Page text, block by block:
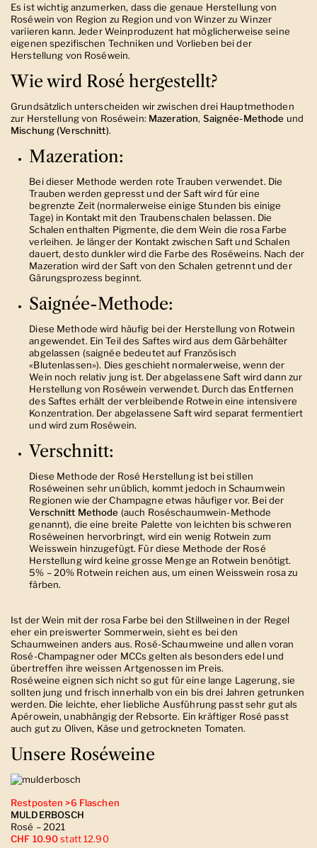
Es ist wichtig anzumerken, dass die genaue Herstellung von
Roséwein von Region zu Region und von Winzer zu Winzer
variieren kann. Jeder Weinproduzent hat möglicherweise seine
eigenen spezifischen Techniken und Vorlieben bei der
Herstellung von Roséwein.
Wie wird Rosé hergestellt?
Grundsätzlich unterscheiden wir zwischen drei Hauptmethoden
zur Herstellung von Roséwein: Mazeration, Saignée-Methode und
Mischung (Verschnitt).
Mazeration:
Bei dieser Methode werden rote Trauben verwendet. Die
Trauben werden gepresst und der Saft wird für eine
begrenzte Zeit (normalerweise einige Stunden bis einige
Tage) in Kontakt mit den Traubenschalen belassen. Die
Schalen enthalten Pigmente, die dem Wein die rosa Farbe
verleihen. Je länger der Kontakt zwischen Saft und Schalen
dauert, desto dunkler wird die Farbe des Roséweins. Nach der
Mazeration wird der Saft von den Schalen getrennt und der
Gärungsprozess beginnt.
Saignée-Methode:
Diese Methode wird häufig bei der Herstellung von Rotwein
angewendet. Ein Teil des Saftes wird aus dem Gärbehälter
abgelassen (saignée bedeutet auf Französisch
«Blutenlassen»). Dies geschieht normalerweise, wenn der
Wein noch relativ jung ist. Der abgelassene Saft wird dann zur
Herstellung von Roséwein verwendet. Durch das Entfernen
des Saftes erhält der verbleibende Rotwein eine intensivere
Konzentration. Der abgelassene Saft wird separat fermentiert
und wird zum Roséwein.
Verschnitt:
Diese Methode der Rosé Herstellung ist beistillen
Roséweinen sehr unüblich, kommt jedoch in Schaumwein
Regionen wie der Champagne etwas häufiger vor. Bei der
Verschnitt Methode (auch Roséschaumwein-Methode
genannt), die eine breite Palette von leichten bis schweren
Roséweinen hervorbringt, wirdein wenig Rotwein zum
Weisswein hinzugefügt. Für diese Methode der Rosé
Herstellung wird keine grosse Menge an Rotwein benötigt.
5% – 20% Rotwein reichen aus, um einenWeisswein rosa zu
färben.
Ist der Wein mit der rosa Farbe bei den Stillweinen in der Regel
eher ein preiswerter Sommerwein, sieht es bei den
Schaumweinen anders aus. Rosé-Schaumweine und allen voran
Rosé-Champagner oder MCCs gelten als besonders edel und
übertreffen ihre weissen Artgenossen im Preis.
Roséweine eignen sich nicht so gut für eine lange Lagerung, sie
sollten jung und frisch innerhalb von ein bis drei Jahren getrunken
werden. Die leichte, eher liebliche Ausführung passt sehr gut als
Apérowein, unabhängig der Rebsorte. Ein kräftiger Rosé passt
auch gut zu Oliven, Käse und getrockneten Tomaten.
Unsere Roséweine
Restposten >6 Flaschen
MULDERBOSCH
Rosé – 2021
CHF 10.90statt 12.90